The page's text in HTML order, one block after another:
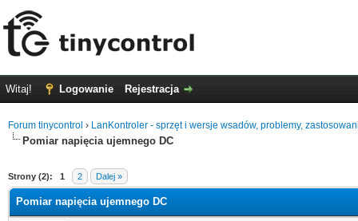
Witaj! Logowanie Rejestracja
Forum tinycontrol › LanKontroler - sprzęt i wersje wsadów, problemy,
Pomiar napięcia ujemnego DC
Strony (2): 1 2 Dalej »
Pomiar napięcia ujemnego DC